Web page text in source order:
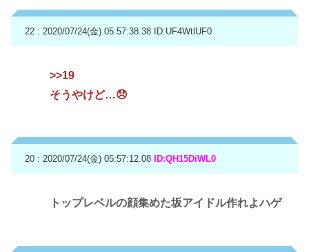
22 : 2020/07/24(金) 05:57:38.38 ID:UF4WtlUF0
>>19
そうやけど…😞
20 : 2020/07/24(金) 05:57:12.08 ID:QH15DiWL0
トップレベルの顔集めた坂アイドル作れよハゲ